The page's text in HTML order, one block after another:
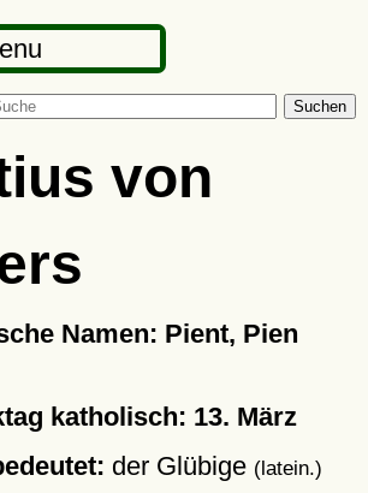
Suchen
von
Namen: Pient, Pien
katholisch: 13. März
der Glübige (latein.)